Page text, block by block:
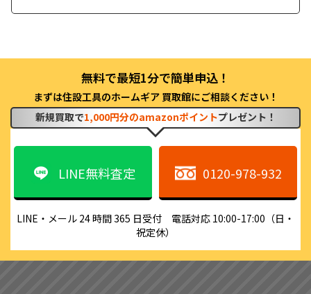
まずは住設工具のホームギア 買取館にご相談ください！
新規買取で1,000円分のamazonポイントプレゼント！
LINE無料査定 0120-978-932
LINE・メール 24 時間 365 日受付　電話対応 10:00-17:00（日・
祝定休）